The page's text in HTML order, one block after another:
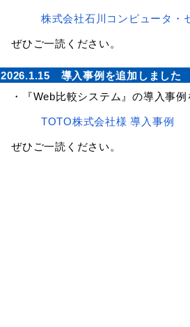
株式会社石川コンピュータ・
ぜひご一読ください。
2026.1.15 導入事例を追加しました
・『Web比較システム』の導入事例
TOTO株式会社様 導入事例
ぜひご一読ください。